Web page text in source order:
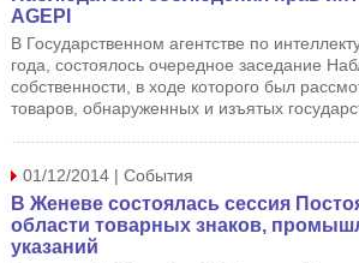
AGEPI
В Государственном агентстве по
года, состоялось очередное заседание
собственности, в ходе которого был
товаров, обнаруженных и изъятых
01/12/2014 | События
В Женеве состоялась сессия
области товарных знаков,
указаний